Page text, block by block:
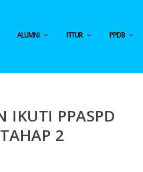
ALUMNI FITUR PPDB
IKUTI PPASPD
2